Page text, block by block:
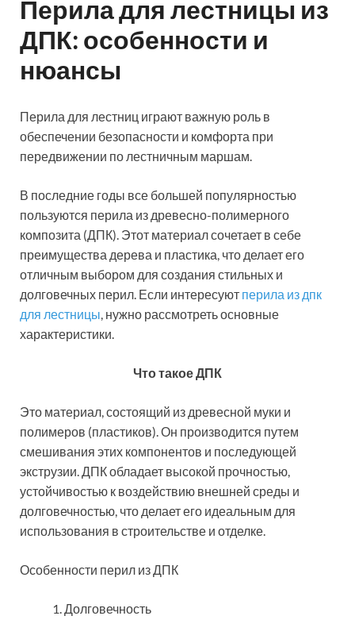
Перила для лестницы из
ДПК: особенности и
нюансы
Перила для лестниц играют важную роль в
обеспечении безопасности и комфорта при
передвижении по лестничным маршам.
В последние годы все большей популярностью
пользуются перила из древесно-полимерного
композита (ДПК). Этот материал сочетает в себе
преимущества дерева и пластика, что делает его
отличным выбором для создания стильных и
долговечных перил. Если интересуют перила из дпк
для лестницы, нужно рассмотреть основные
характеристики.
Что такое ДПК
Это материал, состоящий из древесной муки и
полимеров (пластиков). Он производится путем
смешивания этих компонентов и последующей
экструзии. ДПК обладает высокой прочностью,
устойчивостью к воздействию внешней среды и
долговечностью, что делает его идеальным для
использования в строительстве и отделке.
Особенности перил из ДПК
Долговечность